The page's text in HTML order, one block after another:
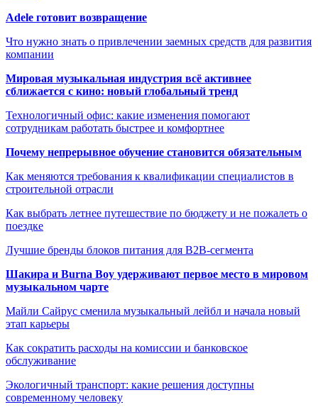
Adele готовит возвращение
Что нужно знать о привлечении заемных средств для развития
компании
Мировая музыкальная индустрия всё активнее
сближается с кино: новый глобальный тренд
Технологичный офис: какие изменения помогают
сотрудникам работать быстрее и комфортнее
Почему непрерывное обучение становится обязательным
Как меняются требования к квалификации специалистов в
строительной отрасли
Как выбрать летнее путешествие по бюджету и не пожалеть о
поездке
Лучшие бренды блоков питания для B2B-сегмента
Шакира и Burna Boy удерживают первое место в мировом
музыкальном чарте
Майли Сайрус сменила музыкальный лейбл и начала новый
этап карьеры
Как сократить расходы на комиссии и банковское
обслуживание
Экологичный транспорт: какие решения доступны
современному человеку